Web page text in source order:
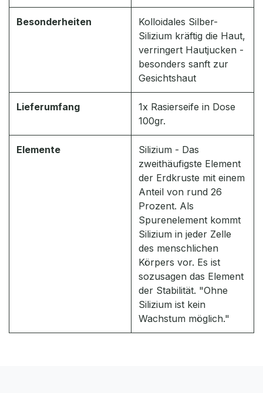
Besonderheiten
Kolloidales Silber-
Silizium kräftig die Haut,
verringert Hautjucken -
besonders sanft zur
Gesichtshaut
Lieferumfang
1x Rasierseife in Dose
100gr.
Elemente
Silizium - Das
zweithäufigste Element
der Erdkruste mit einem
Anteil von rund 26
Prozent. Als
Spurenelement kommt
Silizium in jeder Zelle
des menschlichen
Körpers vor. Es ist
sozusagen das Element
der Stabilität. "Ohne
Silizium ist kein
Wachstum möglich."